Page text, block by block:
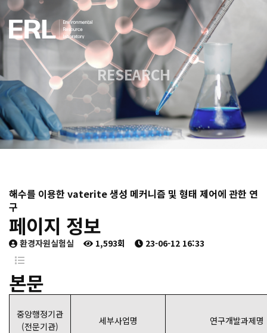
RESEARCH
해수를 이용한 vaterite 생성 메커니즘 및 형태 제어에 관한 연
구
페이지 정보
환경자원실험실 1,593회 23-06-12 16:33
본문
중앙행정기관
(전문기관)
세부사업명 연구개발과제명